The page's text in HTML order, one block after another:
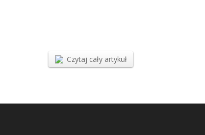
Czytaj cały artykuł